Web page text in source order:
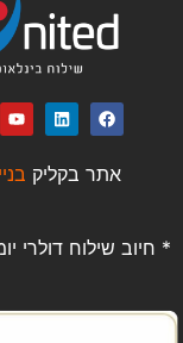
אתר בקליק
* חיוב שילוח